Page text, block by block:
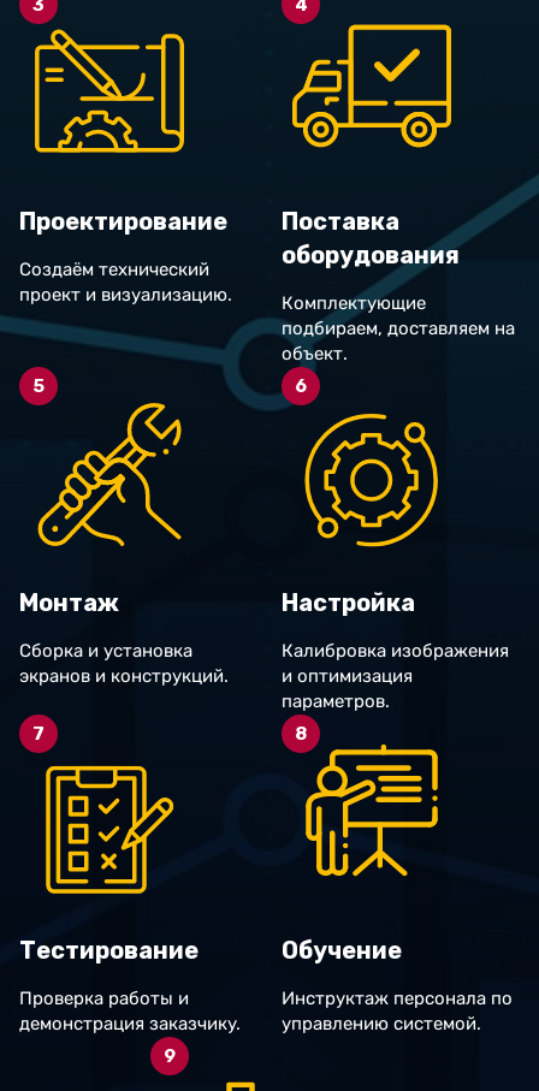
3
Проектирование
Создаём технический
проект и визуализацию.
4
Поставка
оборудования
Комплектующие
подбираем, доставляем на
объект.
5
Монтаж
Сборка и установка
экранов и конструкций.
6
Настройка
Калибровка изображения
и оптимизация
параметров.
7
Тестирование
Проверка работы и
демонстрация заказчику.
8
Обучение
Инструктаж персонала по
управлению системой.
9